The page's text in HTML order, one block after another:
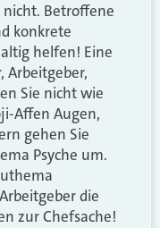
Betroffene
konkrete
helfen! Eine
Arbeitgeber,
Sie nicht wie
Affen Augen,
gehen Sie
Psyche um.
die
zur Chefsache!